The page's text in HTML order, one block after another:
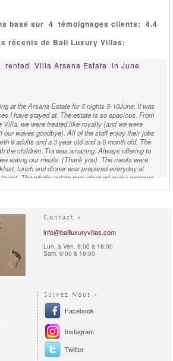
basé sur 4 témoignages clients: 4.4
récents de Bali Luxury Villas:
rented Villa Arsana Estate in June
at the Arsana Estate for 5 nights 5-10June. It was
I have stayed at. The estate is so spacious. From
Villa, we were treated like royalty (and we were
our waves goodbye). All of the staff enjoy their jobs
9 adults and a 3 year old and a 6 month old. The
the children. Tia was amazing. Always offering to
eating our meals. (Thank you). The meals were
lunch and dinner was prepared everyday at
eat. The whole estate was cleaned every morning
hard., from setting up tables, cleaning the grounds
dinner , prepared by Arsana was absolutely
surprised by a lovely gift. Balinese Dance show,
Each Villa on the estate was immaculate. The
to the pond are so beautiful! My little boy loved
fishing in the fishponds (thanks guys). I really look
at the Arsana Estate again. I wish we didn't
say... One of the best places we have stayed at...
Villa Arsana Estate
children aged 5-15 enjoyed our 5-night stay over
- we loved the trampoline, the lawn with football
kids' bunk room which everyone wanted to
Contact »
info@baliluxuryvillas.com
Lun. à Ven. 9:00 à 18:00
Sam. 9:00 à 18:00
Suivez Nous »
Facebook
Instagram
Twitter